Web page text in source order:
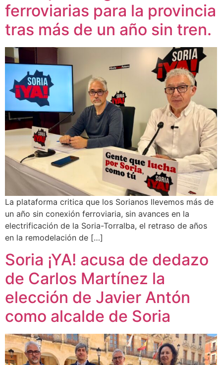
ferroviarias para la provincia
tras más de un año sin tren.
La plataforma critica que los Sorianos llevemos más de
un año sin conexión ferroviaria, sin avances en la
electrificación de la Soria-Torralba, el retraso de años
en la remodelación de […]
Soria ¡YA! acusa de dedazo
de Carlos Martínez la
elección de Javier Antón
como alcalde de Soria